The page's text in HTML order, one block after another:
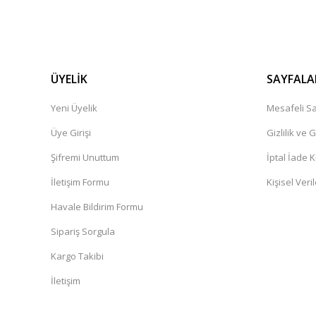
ÜYELİK
Yeni Üyelik
Üye Girişi
Şifremi Unuttum
İletişim Formu
Havale Bildirim Formu
Sipariş Sorgula
Kargo Takibi
İletişim
Mesafeli
Gizlilik ve
İptal İade
Kişisel